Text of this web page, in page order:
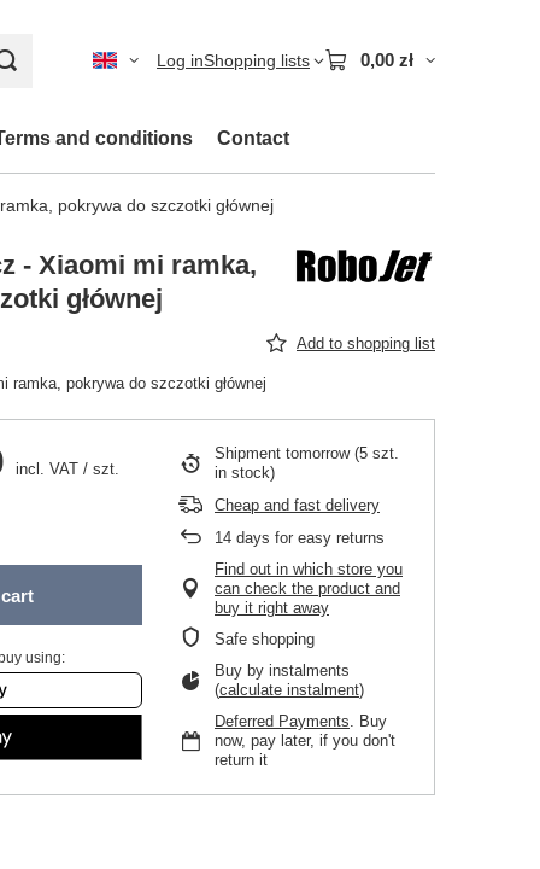
Log inShopping lists 0,00 zł
and conditions Contact
pokrywa do szczotki głównej
- Xiaomi mi ramka,
głównej
Add to shopping list
ramka, pokrywa do szczotki głównej
incl. VAT / szt.
using:
Shipment tomorrow (5 szt.
in stock)
Cheap and fast delivery
14 days for easy returns
Find out in which store you
can check the product and
buy it right away
Safe shopping
Buy by instalments
(calculate instalment)
Deferred Payments. Buy
now, pay later, if you don't
return it